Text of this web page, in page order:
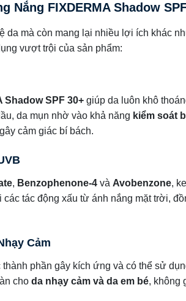
Nắng FIXDERMA Shadow
da mà còn mang lại nhiều lợi ích khác
vượt trội của sản phẩm:
Shadow SPF 30+ giúp da luôn khô
da mụn nhờ vào khả năng kiểm soát
cảm giác bí bách.
, Benzophenone-4 và Avobenzone,
các tác động xấu từ ánh nắng mặt trời,
Cảm
phần gây kích ứng và có thể sử
cho da nhạy cảm và da em bé, không